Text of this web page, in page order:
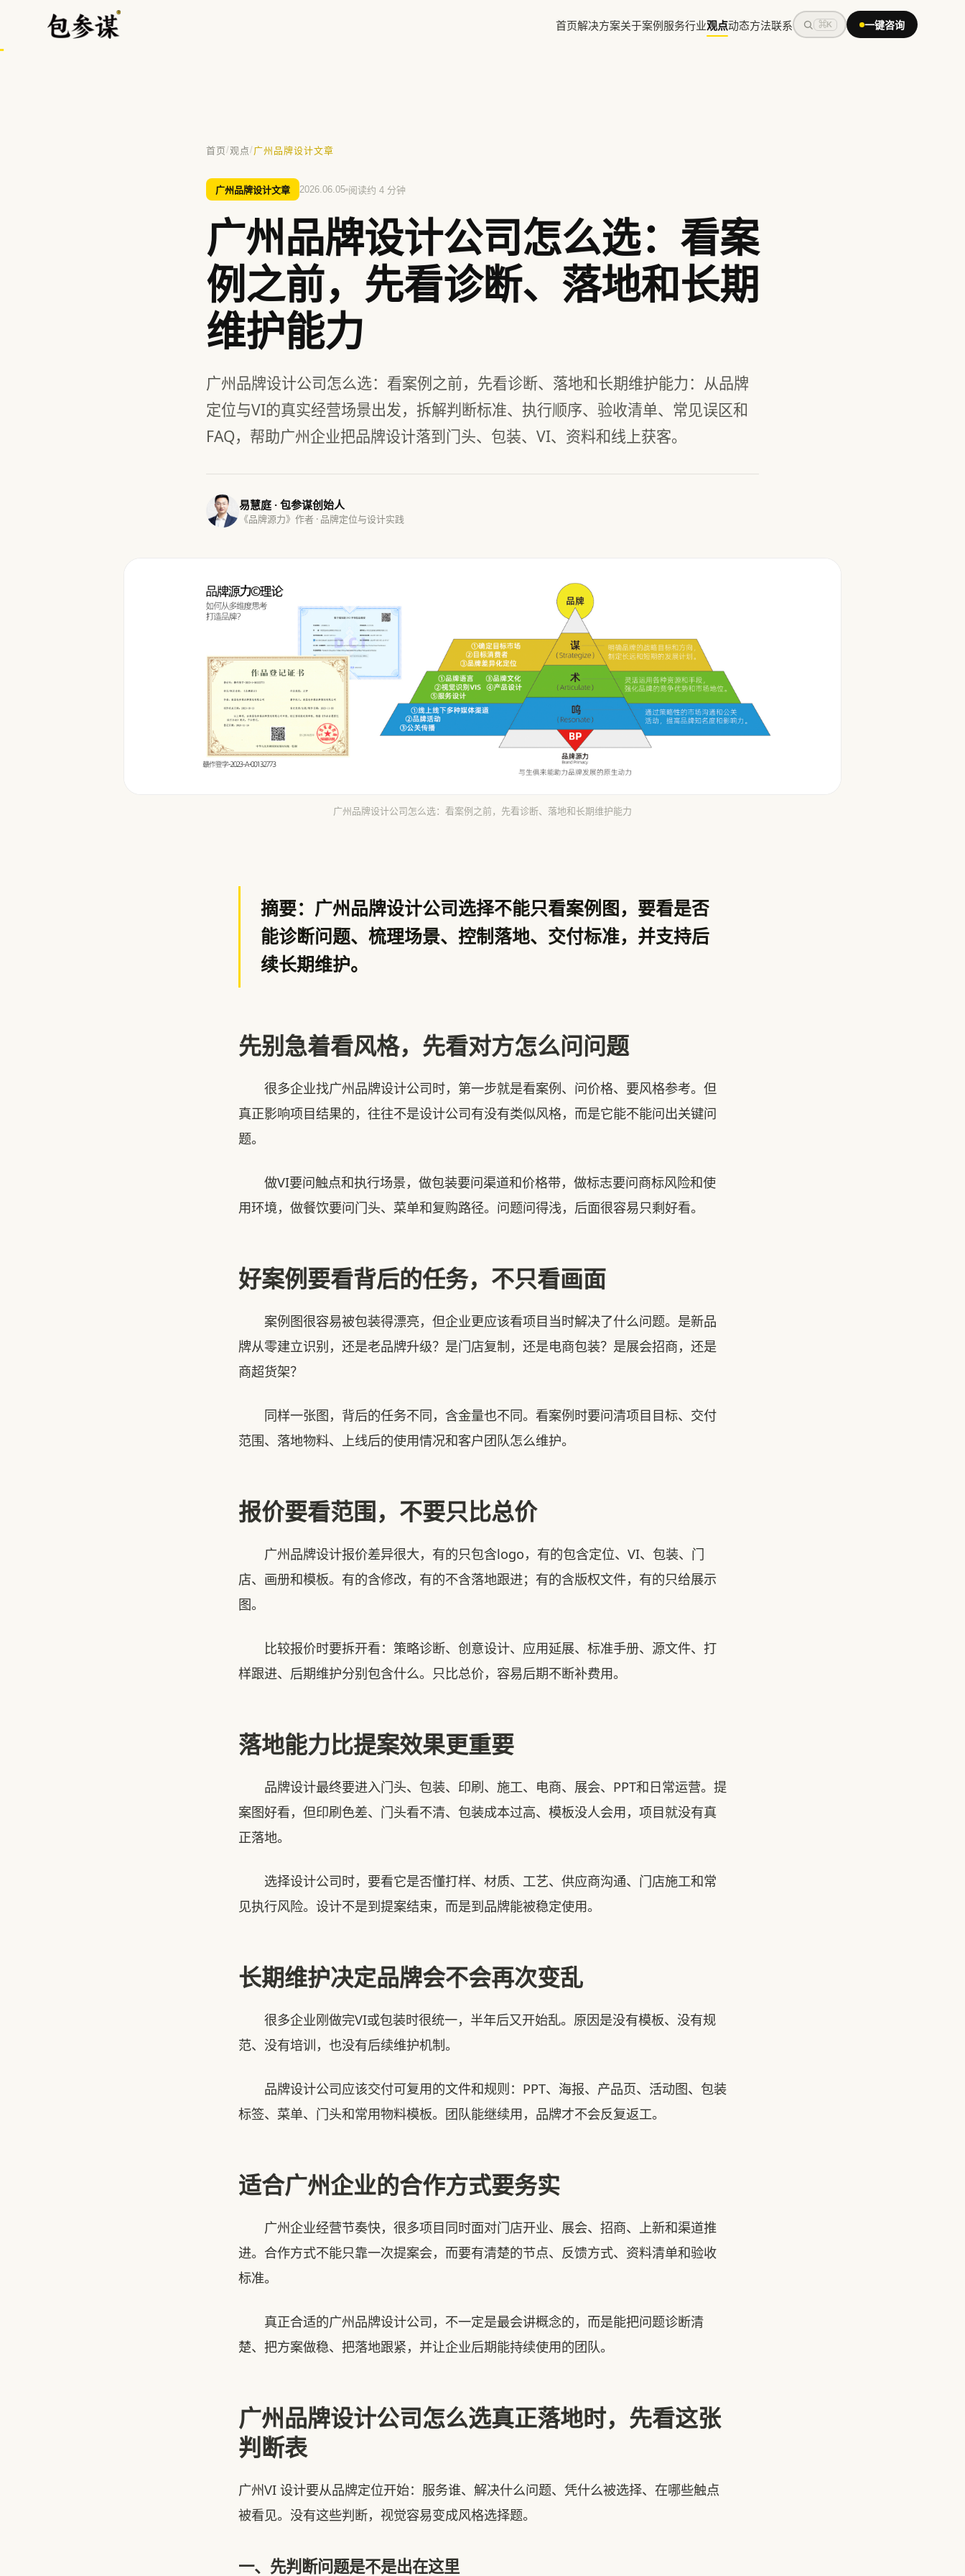
首页解决方案关于案例服务行业观点动态方法联系 ⌘K 一键咨询
包装设计 餐饮 方鲜 慧庭手写体
首页/观点/ 广州品牌设计文章
广州品牌设计文章 2026.06.05 阅读约 4 分钟
广州品牌设计公司怎么选：看案
例之前，先看诊断、落地和长期
维护能力
广州品牌设计公司怎么选：看案例之前，先看诊断、落地和长期维护能力：从品牌
定位与VI的真实经营场景出发，拆解判断标准、执行顺序、验收清单、常见误区和
FAQ，帮助广州企业把品牌设计落到门头、包装、VI、资料和线上获客。
易慧庭 · 包参谋创始人
《品牌源力》作者 · 品牌定位与设计实践
广州品牌设计公司怎么选：看案例之前，先看诊断、落地和长期维护能力
摘要：广州品牌设计公司选择不能只看案例图，要看是否
能诊断问题、梳理场景、控制落地、交付标准，并支持后
续长期维护。
先别急着看风格，先看对方怎么问问题
很多企业找广州品牌设计公司时，第一步就是看案例、问价格、要风格参考。但
真正影响项目结果的，往往不是设计公司有没有类似风格，而是它能不能问出关键问
题。
做VI要问触点和执行场景，做包装要问渠道和价格带，做标志要问商标风险和使
用环境，做餐饮要问门头、菜单和复购路径。问题问得浅，后面很容易只剩好看。
好案例要看背后的任务，不只看画面
案例图很容易被包装得漂亮，但企业更应该看项目当时解决了什么问题。是新品
牌从零建立识别，还是老品牌升级？是门店复制，还是电商包装？是展会招商，还是
商超货架？
同样一张图，背后的任务不同，含金量也不同。看案例时要问清项目目标、交付
范围、落地物料、上线后的使用情况和客户团队怎么维护。
报价要看范围，不要只比总价
广州品牌设计报价差异很大，有的只包含logo，有的包含定位、VI、包装、门
店、画册和模板。有的含修改，有的不含落地跟进；有的含版权文件，有的只给展示
图。
比较报价时要拆开看：策略诊断、创意设计、应用延展、标准手册、源文件、打
样跟进、后期维护分别包含什么。只比总价，容易后期不断补费用。
落地能力比提案效果更重要
品牌设计最终要进入门头、包装、印刷、施工、电商、展会、PPT和日常运营。提
案图好看，但印刷色差、门头看不清、包装成本过高、模板没人会用，项目就没有真
正落地。
选择设计公司时，要看它是否懂打样、材质、工艺、供应商沟通、门店施工和常
见执行风险。设计不是到提案结束，而是到品牌能被稳定使用。
长期维护决定品牌会不会再次变乱
很多企业刚做完VI或包装时很统一，半年后又开始乱。原因是没有模板、没有规
范、没有培训，也没有后续维护机制。
品牌设计公司应该交付可复用的文件和规则：PPT、海报、产品页、活动图、包装
标签、菜单、门头和常用物料模板。团队能继续用，品牌才不会反复返工。
适合广州企业的合作方式要务实
广州企业经营节奏快，很多项目同时面对门店开业、展会、招商、上新和渠道推
进。合作方式不能只靠一次提案会，而要有清楚的节点、反馈方式、资料清单和验收
标准。
真正合适的广州品牌设计公司，不一定是最会讲概念的，而是能把问题诊断清
楚、把方案做稳、把落地跟紧，并让企业后期能持续使用的团队。
广州品牌设计公司怎么选真正落地时，先看这张
判断表
广州VI 设计要从品牌定位开始：服务谁、解决什么问题、凭什么被选择、在哪些触点
被看见。没有这些判断，视觉容易变成风格选择题。
一、先判断问题是不是出在这里